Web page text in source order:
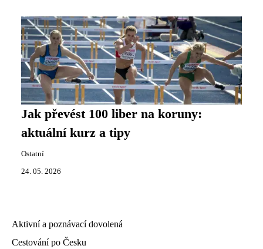
Jak převést 100 liber na koruny:
aktuální kurz a tipy
Ostatní
24. 05. 2026
Aktivní a poznávací dovolená
Cestování po Česku